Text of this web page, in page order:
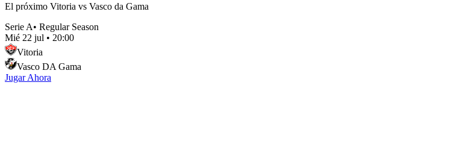
El próximo Vitoria vs Vasco da Gama
Serie A• Regular Season
Mié 22 jul • 20:00
Vitoria
Vasco DA Gama
Jugar Ahora